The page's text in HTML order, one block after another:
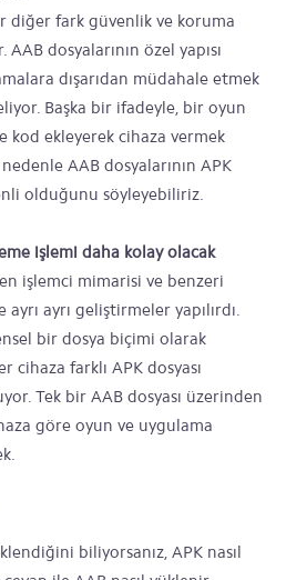
diğer fark güvenlik ve koruma
AAB dosyalarının özel yapısı
dışarıdan müdahale etmek
Başka bir ifadeyle, bir oyun
kod ekleyerek cihaza vermek
AAB dosyalarının APK
olduğunu söyleyebiliriz.
işlemi daha kolay olacak
işlemci mimarisi ve benzeri
ayrı geliştirmeler yapılırdı.
bir dosya biçimi olarak
cihaza farklı APK dosyası
Tek bir AAB dosyası üzerinden
göre oyun ve uygulama
biliyorsanız, APK nasıl